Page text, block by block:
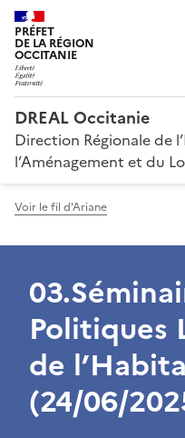
PRÉFET
DE LA RÉGION
OCCITANIE
DREAL Occitanie
Direction Régionale de
l’Aménagement et du
Voir le fil d'Ariane
Politiques
de
(24/06/